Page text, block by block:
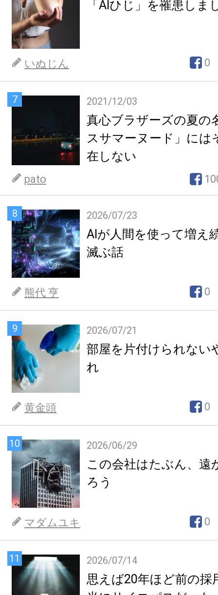
「AIひじ」を罹患しま
いぬじん 0
7 2021/12/03
真心ブラザーズの夏の
スサマーヌード」には
在しない
pato
8 2026/07/23
AIが人間を使って増え
滅ぶ話
熊代 亨 0
9 2026/07/21
部屋を片付けられない
れ
黄金頭 0
10 2026/06/29
この会社はたぶん、遠
ろう
マダムユキ 0
11 2026/07/14
思えば20年ほど前の採